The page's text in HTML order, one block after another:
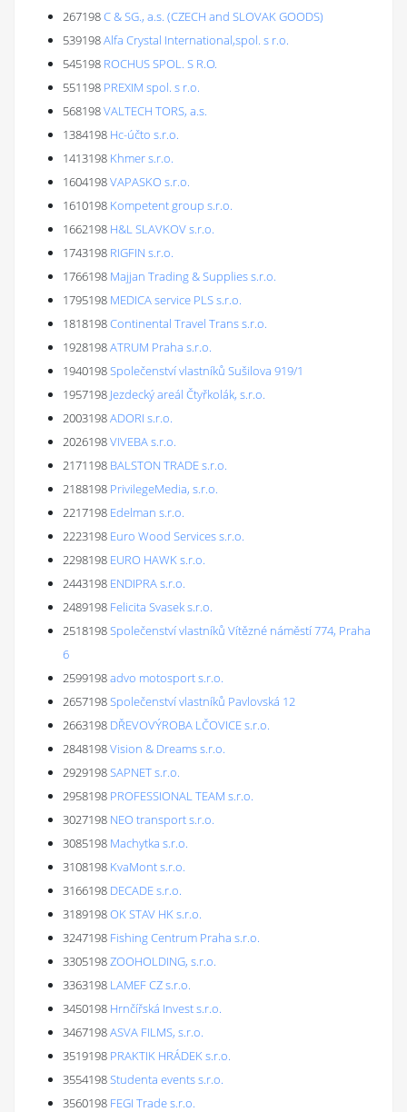
267198C & SG., a.s. (CZECH and SLOVAK GOODS)
539198Alfa Crystal International,spol. s r.o.
545198 ROCHUS SPOL. S R.O.
551198 PREXIM spol. s r.o.
568198VALTECH TORS, a.s.
1384198 Hc-účto s.r.o.
1413198 Khmer s.r.o.
1604198VAPASKO s.r.o.
1610198 Kompetent group s.r.o.
1662198 H&L SLAVKOV s.r.o.
1743198 RIGFIN s.r.o.
1766198 Majjan Trading & Supplies s.r.o.
1795198 MEDICA service PLS s.r.o.
1818198Continental Travel Trans s.r.o.
1928198ATRUM Praha s.r.o.
1940198Společenství vlastníků Sušilova 919/1
1957198 Jezdecký areál Čtyřkolák, s.r.o.
2003198ADORI s.r.o.
2026198VIVEBA s.r.o.
2171198 BALSTON TRADE s.r.o.
2188198 PrivilegeMedia, s.r.o.
2217198 Edelman s.r.o.
2223198 Euro Wood Services s.r.o.
2298198 EURO HAWK s.r.o.
2443198 ENDIPRA s.r.o.
2489198 Felicita Svasek s.r.o.
2518198Společenství vlastníků Vítězné náměstí 774, Praha
6
2599198advo motosport s.r.o.
2657198Společenství vlastníků Pavlovská 12
2663198 DŘEVOVÝROBA LČOVICE s.r.o.
2848198Vision & Dreams s.r.o.
2929198SAPNET s.r.o.
2958198 PROFESSIONAL TEAM s.r.o.
3027198 NEO transport s.r.o.
3085198 Machytka s.r.o.
3108198 KvaMont s.r.o.
3166198 DECADE s.r.o.
3189198OK STAV HK s.r.o.
3247198 Fishing Centrum Praha s.r.o.
3305198ZOOHOLDING, s.r.o.
3363198 LAMEF CZ s.r.o.
3450198 Hrnčířská Invest s.r.o.
3467198ASVA FILMS, s.r.o.
3519198 PRAKTIK HRÁDEK s.r.o.
3554198Studenta events s.r.o.
3560198 FEGI Trade s.r.o.